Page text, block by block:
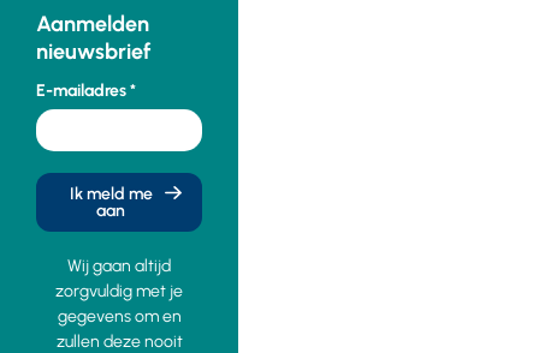
Aanmelden
nieuwsbrief
E-mailadres
Ik meld me
aan
Wij gaan altijd
zorgvuldig met je
gegevens om en
zullen deze nooit